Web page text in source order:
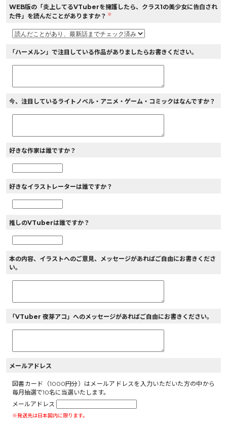
WEB版の「炎上してるVTuberを擁護したら、クラス1の美少女に告白され
た件」を読んだことがありますか？ ※
「ハーメルン」で注目している作品がありましたらお書きください。
今、注目しているライトノベル・アニメ・ゲーム・コミックはなんですか？
好きな作家は誰ですか？
好きなイラストレーターは誰ですか？
推しのVTuberは誰ですか？
本の内容、イラストへのご意見、メッセージがあればご自由にお書きくださ
い。
「VTuber 夜芽アコ」へのメッセージがあればご自由にお書きください。
メールアドレス
図書カード（1000円分）はメールアドレスを入力いただいた方の中から
毎月抽選で10名に当選いたします。
メールアドレス
※発送先は日本国内に限ります。